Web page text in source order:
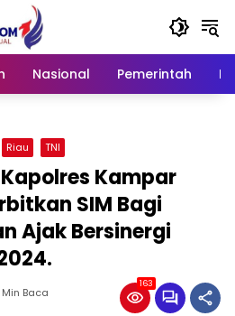
Nasional Pemerintah
Riau TNI
Kapolres Kampar
SIM Bagi
Ajak Bersinergi
Min Baca
163